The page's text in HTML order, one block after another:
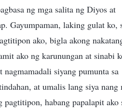
ng mga salita ng Diyos at
Gayumpaman, laking gulat ko,
ako, bigla akong
ako ng karunungan at sinabi
siyang pumunta sa
at umalis lang siya nang
pagtitipon, habang papalapit ako